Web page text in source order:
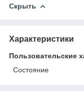
Скрыть
Характеристики
Пользовательские
Состояние